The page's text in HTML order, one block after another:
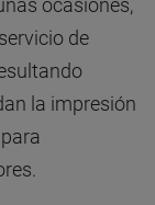
de
la impresión